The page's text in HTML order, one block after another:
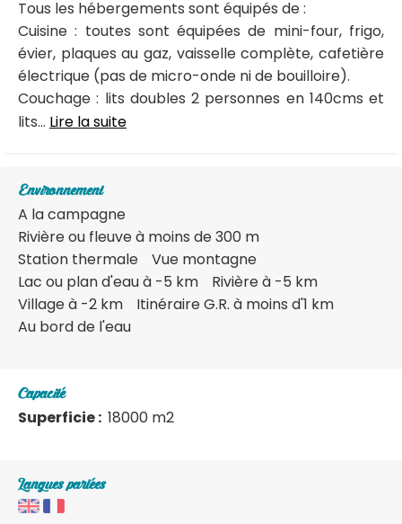
Tous les hébergements sont équipés de :
Cuisine : toutes sont équipées de mini-four, frigo,
évier, plaques au gaz, vaisselle complète, cafetière
électrique (pas de micro-onde ni de bouilloire).
Couchage : lits doubles 2 personnes en 140cms et
lits... Lire la suite
Environnement
A la campagne
Rivière ou fleuve à moins de 300 m
Station thermale
Vue montagne
Lac ou plan d'eau à -5 km
Rivière à -5 km
Village à -2 km
Itinéraire G.R. à moins d'1 km
Au bord de l'eau
Capacité
Superficie : 18000 m2
Langues parlées